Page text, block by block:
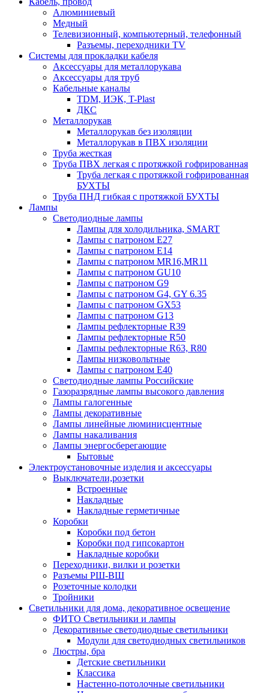
Алюминиевый
Медный
Телевизионный, компьютерный, телефонный
Разъемы, переходники TV
Системы для прокладки кабеля
Аксессуары для металлорукава
Аксессуары для труб
Кабельные каналы
TDM, ИЭК, T-Plast
ДКС
Металлорукав
Металлорукав без изоляции
Металлорукав в ПВХ изоляции
Труба жесткая
Труба ПВХ легкая с протяжкой гофрированная
Труба легкая с протяжкой гофрированная
БУХТЫ
Труба ПНД гибкая с протяжкой БУХТЫ
Лампы
Светодиодные лампы
Лампы для холодильника, SMART
Лампы с патроном E27
Лампы с патроном Е14
Лампы с патроном MR16,MR11
Лампы с патроном GU10
Лампы с патроном G9
Лампы с патроном G4, GY 6.35
Лампы с патроном GX53
Лампы с патроном G13
Лампы рефлекторные R39
Лампы рефлекторные R50
Лампы рефлекторные R63, R80
Лампы низковольтные
Лампы с патроном Е40
Светодиодные лампы Российские
Газоразрядные лампы высокого давления
Лампы галогенные
Лампы декоративные
Лампы линейные люминисцентные
Лампы накаливания
Лампы энергосберегающие
Бытовые
Электроустановочные изделия и аксессуары
Выключатели,розетки
Встроенные
Накладные
Накладные герметичные
Коробки
Коробки под бетон
Коробки под гипсокартон
Накладные коробки
Переходники, вилки и розетки
Разъемы РШ-ВШ
Розеточные колодки
Тройники
Светильники для дома, декоративное освещение
ФИТО Светильники и лампы
Декоративные светодиодные светильники
Модули для светодиодных светильников
Люстры, бра
Детские светильники
Классика
Настенно-потолочные светильники